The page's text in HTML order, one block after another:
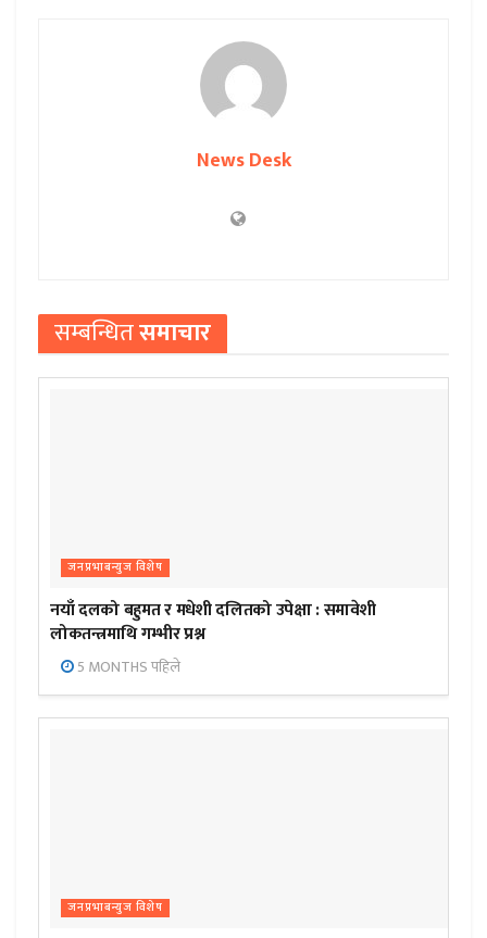
News Desk
सम्बन्धितसमाचार
जनप्रभाबन्युज विशेष
नयाँ दलको बहुमत र मधेशी दलितको उपेक्षा : समावेशी
लोकतन्त्रमाथि गम्भीर प्रश्न
5 MONTHS पहिले
जनप्रभाबन्युज विशेष